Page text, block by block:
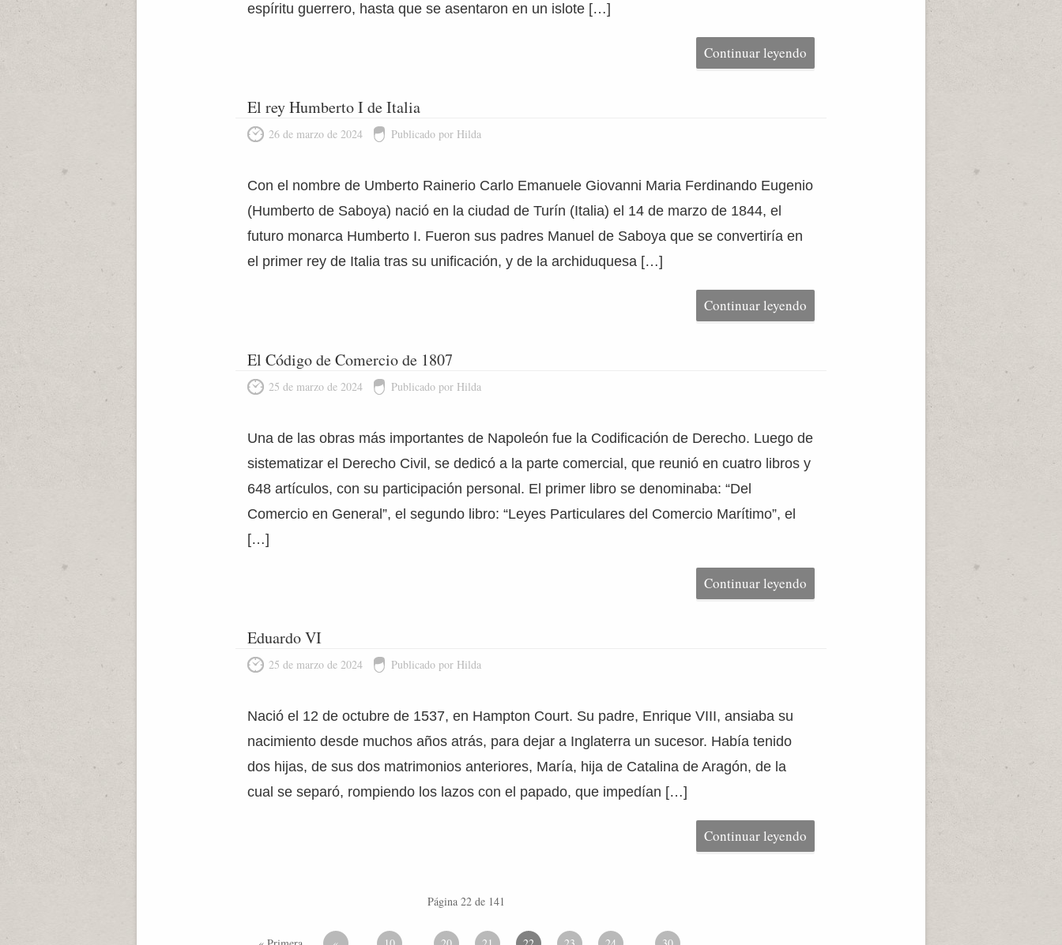
espíritu guerrero, hasta que se asentaron en un islote […]
Continuar leyendo
El rey Humberto I de Italia
26 de marzo de 2024 Publicado por Hilda
Con el nombre de Umberto Rainerio Carlo Emanuele Giovanni Maria Ferdinando Eugenio
(Humberto de Saboya) nació en la ciudad de Turín (Italia) el 14 de marzo de 1844, el
futuro monarca Humberto I. Fueron sus padres Manuel de Saboya que se convertiría en
el primer rey de Italia tras su unificación, y de la archiduquesa […]
Continuar leyendo
El Código de Comercio de 1807
25 de marzo de 2024 Publicado por Hilda
Una de las obras más importantes de Napoleón fue la Codificación de Derecho. Luego de
sistematizar el Derecho Civil, se dedicó a la parte comercial, que reunió en cuatro libros y
648 artículos, con su participación personal. El primer libro se denominaba: “Del
Comercio en General”, el segundo libro: “Leyes Particulares del Comercio Marítimo”, el
[…]
Continuar leyendo
Eduardo VI
25 de marzo de 2024 Publicado por Hilda
Nació el 12 de octubre de 1537, en Hampton Court. Su padre, Enrique VIII, ansiaba su
nacimiento desde muchos años atrás, para dejar a Inglaterra un sucesor. Había tenido
dos hijas, de sus dos matrimonios anteriores, María, hija de Catalina de Aragón, de la
cual se separó, rompiendo los lazos con el papado, que impedían […]
Continuar leyendo
Página 22 de 141